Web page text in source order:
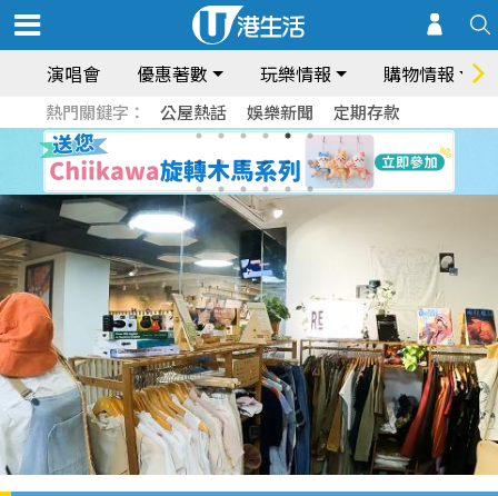
演唱會 優惠著數 玩樂情報 購物情報
熱門關鍵字： 公屋熱話 娛樂新聞 定期存款